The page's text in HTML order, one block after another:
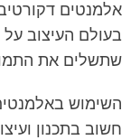
אלמנטים
בעולם העיצוב
שתשלים את
השימוש
חשוב בתכנון